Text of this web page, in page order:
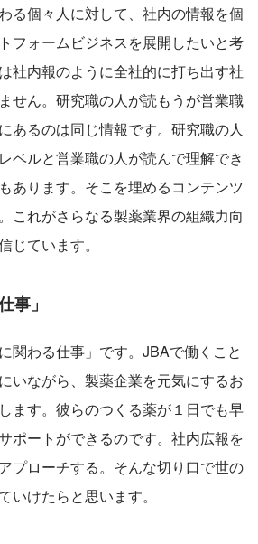
る個々人に対して、社内の情報を個
フォームビジネスを展開したいと考
社内報のように全社的に打ち出す社
せん。研究職の人が読もうが営業職
あるのは同じ情報です。研究職の人
ベルと営業職の人が読んで理解でき
あります。そこを埋めるコンテンツ
これがさらなる製薬業界の組織力向
じています。
事」
関わる仕事」です。JBAで働くこと
いながら、製薬企業を元気にするお
ます。彼らのつくる薬が１日でも早
ポートができるのです。社内広報を
プローチする。そんな切り口で世の
いけたらと思います。